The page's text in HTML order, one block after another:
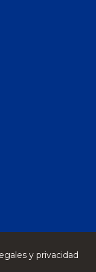
y privacidad